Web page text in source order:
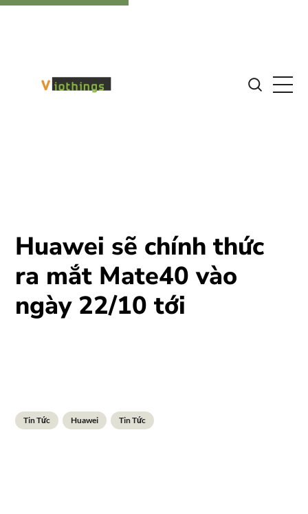
Huawei sẽ chính thức
ra mắt Mate40 vào
ngày 22/10 tới
Tin Tức Huawei Tin Tức